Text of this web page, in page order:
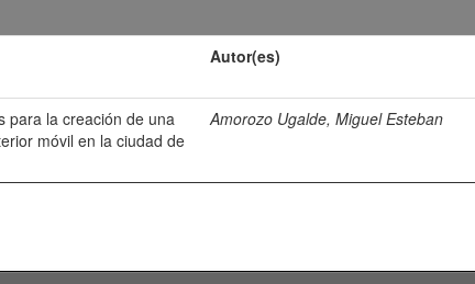
Autor(es)
para la creación de una
móvil en la ciudad de
Amorozo Ugalde, Miguel Esteban